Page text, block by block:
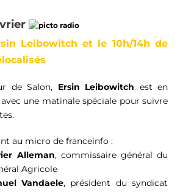
Leibowitch et le 10h/14h de
de Salon, Ersin Leibowitch est en
avec une matinale spéciale pour suivre
au micro de franceinfo :
Alleman, commissaire général du
Agricole
Vandaele, président du syndicat